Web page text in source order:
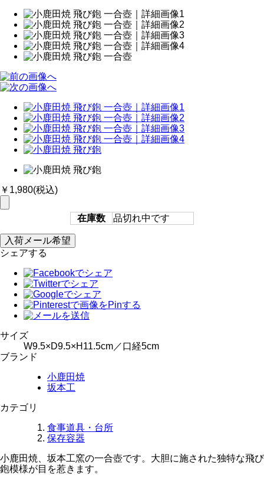
￥1,980(税込)
在庫数 品切れ中です
シェアする
サイズ
W9.5×D9.5×H11.5cm／口経5cm
ブランド
小鹿田焼
坂本工
カテゴリ
食事道具・台所
保存容器
小鹿田焼、坂本工窯の一合壺です。大胆に施された独特な飛び
鉋模様が目を惹きます。